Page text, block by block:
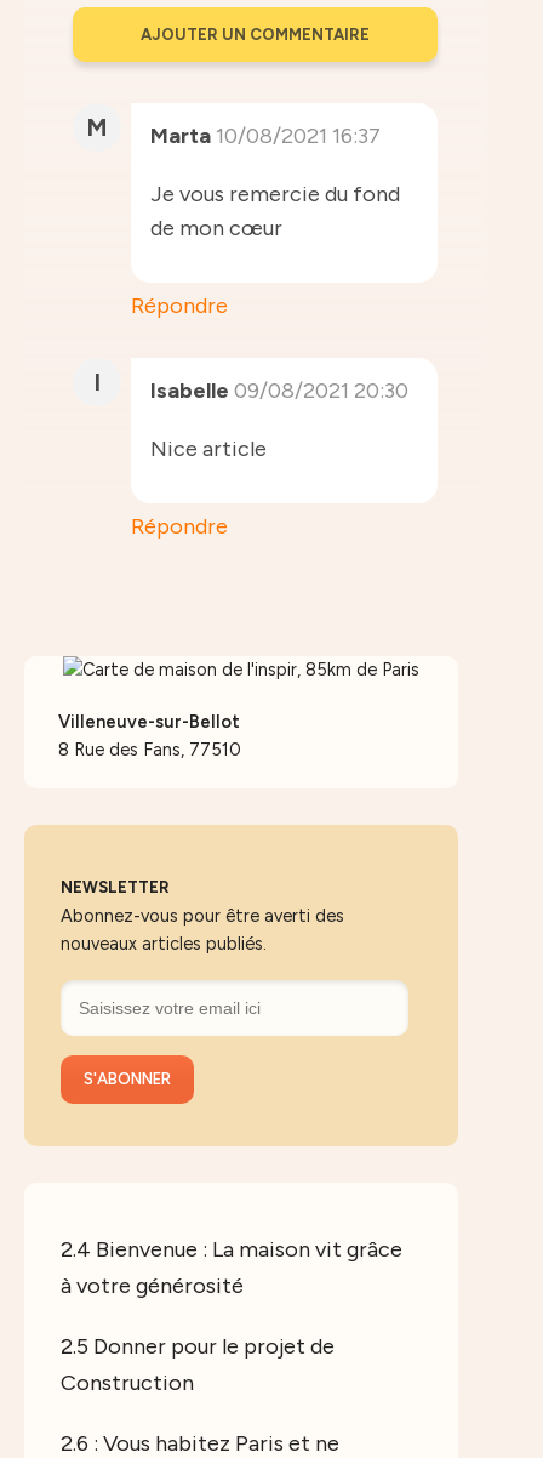
AJOUTER UN COMMENTAIRE
M Marta 10/08/2021 16:37
Je vous remercie du fond
de mon cœur
Répondre
I Isabelle 09/08/2021 20:30
Nice article
Répondre
Villeneuve-sur-Bellot
8 Rue des Fans, 77510
NEWSLETTER
Abonnez-vous pour être averti des
nouveaux articles publiés.
2.4 Bienvenue : La maison vit grâce
à votre générosité
2.5 Donner pour le projet de
Construction
2.6 : Vous habitez Paris et ne